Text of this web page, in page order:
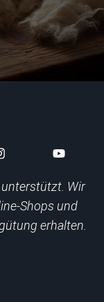
unterstützt. Wir
Shops und
erhalten.